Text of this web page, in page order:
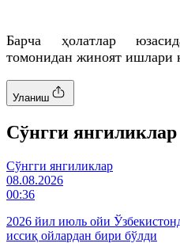
Барча ҳолатлар
томонидан жиноят ишлари
Уланиш
Cўнгги янгиликлар
Cўнгги янгиликлар
08.08.2026
00:36
2026 йил июль ойи
иссиқ ойлардан бири бўлди